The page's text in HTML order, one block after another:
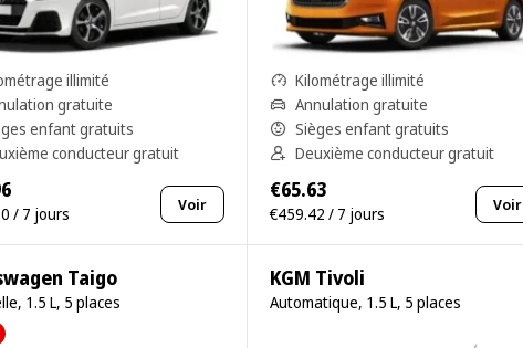
illimité
gratuite
enfant gratuits
conducteur gratuit
/ 7 jours Voir
Kilométrage illimité
Annulation gratuite
Sièges enfant gratuits
Deuxième conducteur gratuit
€65.63
€459.42 / 7 jours Voir
Taigo
1.5 L, 5 places
KGM Tivoli
Automatique, 1.5 L, 5 places